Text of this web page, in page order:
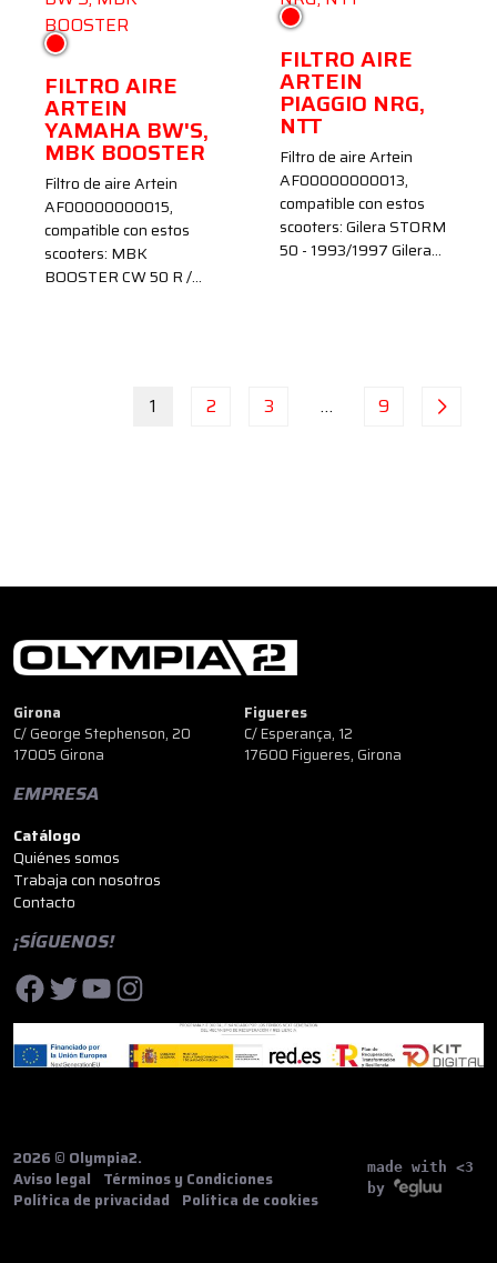
Rojo
FILTRO AIRE
ARTEIN
YAMAHA BW'S,
MBK BOOSTER
Filtro de aire Artein
AF00000000015,
compatible con estos
scooters: MBK
BOOSTER CW 50 R /…
Rojo
FILTRO AIRE
ARTEIN
PIAGGIO NRG,
NTT
Filtro de aire Artein
AF00000000013,
compatible con estos
scooters: Gilera STORM
50 - 1993/1997 Gilera…
1 2 3 … 9
Girona
C/ George Stephenson, 20
17005 Girona
Figueres
C/ Esperança, 12
17600 Figueres, Girona
EMPRESA
Catálogo
Quiénes somos
Trabaja con nosotros
Contacto
¡SÍGUENOS!
Facebook
Twitter
YouTube
Instagram
2026 © Olympia2.
Aviso legal
Términos y Condiciones
Política de privacidad
Política de cookies
made with <3
by